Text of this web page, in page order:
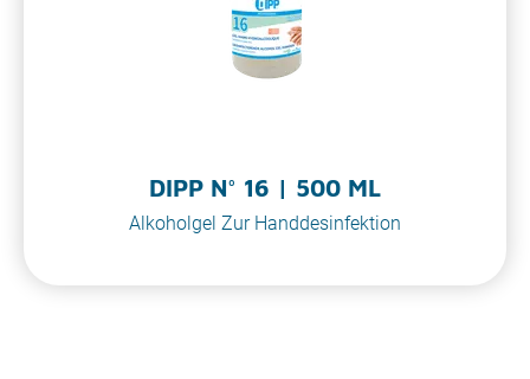
DIPP N° 16 | 500 ML
Alkoholgel Zur Handdesinfektion